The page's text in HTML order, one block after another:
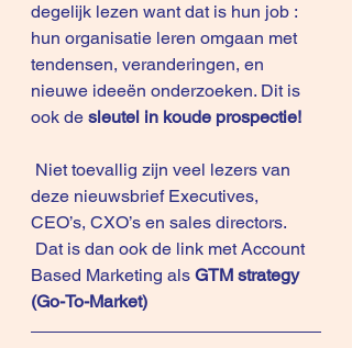
degelijk lezen want dat is hun job :
hun organisatie leren omgaan met
tendensen, veranderingen, en
nieuwe ideeën onderzoeken. Dit is
ook de sleutel in koude prospectie!
deze nieuwsbrief Executives,
CEO’s, CXO’s en sales directors.
Based Marketing als GTM strategy
(Go-To-Market)